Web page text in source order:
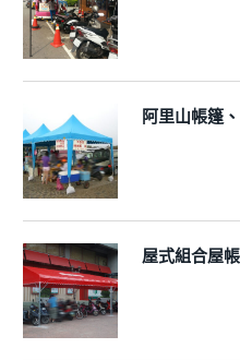
阿里山帳篷
屋式組合屋